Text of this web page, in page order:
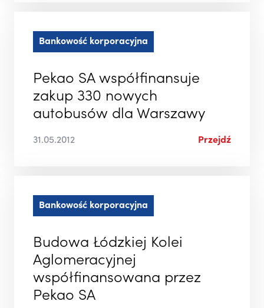
Bankowość korporacyjna
Pekao SA współfinansuje
zakup 330 nowych
autobusów dla Warszawy
31.05.2012 Przejdź
Bankowość korporacyjna
Budowa Łódzkiej Kolei
Aglomeracyjnej
współfinansowana przez
Pekao SA